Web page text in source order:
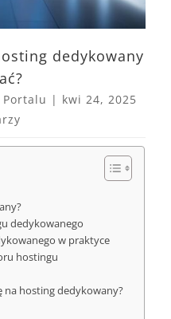
dedykowany
Portalu | kwi 24, 2025
dedykowanego
w praktyce
hostingu
na hosting dedykowany?